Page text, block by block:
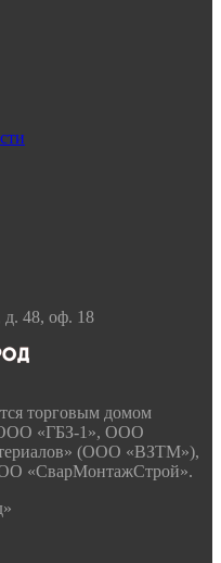
д. 48, оф. 18
торговым домом
ООО «ГБЗ-1», ООО
(ООО «ВЗТМ»),
«СварМонтажСтрой».